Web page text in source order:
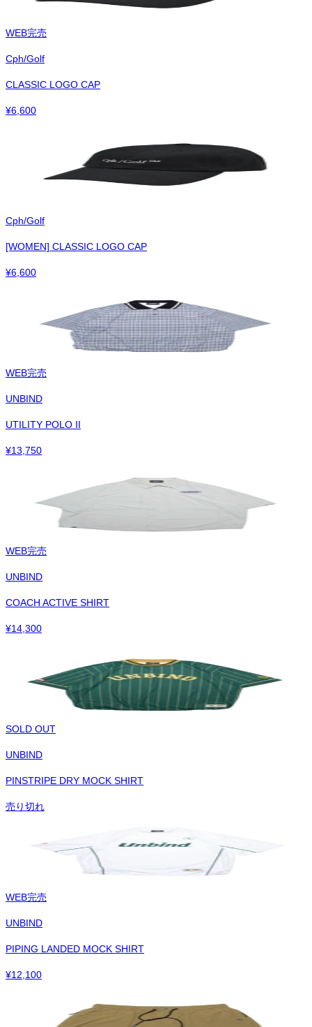
WEB完売
Cph/Golf
CLASSIC LOGO CAP
¥6,600
Cph/Golf
[WOMEN] CLASSIC LOGO CAP
¥6,600
WEB完売
UNBIND
UTILITY POLO II
¥13,750
WEB完売
UNBIND
COACH ACTIVE SHIRT
¥14,300
SOLD OUT
UNBIND
PINSTRIPE DRY MOCK SHIRT
売り切れ
WEB完売
UNBIND
PIPING LANDED MOCK SHIRT
¥12,100